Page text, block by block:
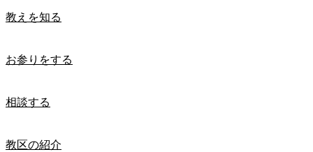
教えを知る
お参りをする
相談する
教区の紹介